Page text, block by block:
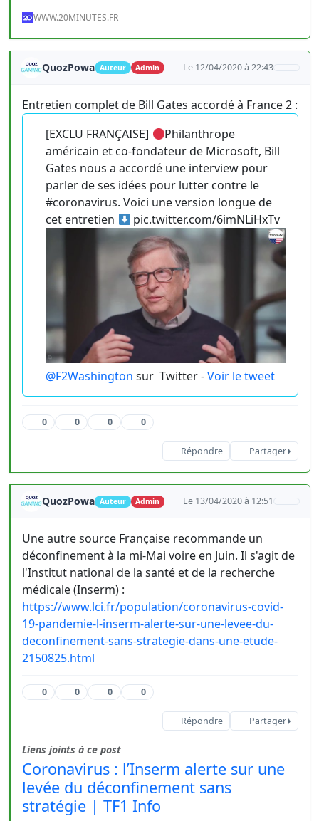
WWW.20MINUTES.FR
QuozPowa Auteur Admin Le 12/04/2020 à 22:43
Entretien complet de Bill Gates accordé à France 2 :
[EXCLU FRANÇAISE]
Philanthrope
américain et co-fondateur de Microsoft, Bill
Gates nous a accordé une interview pour
parler de ses idées pour lutter contre le
#coronavirus. Voici une version longue de
cet entretien
pic.twitter.com/6imNLiHxTv
@F2Washington sur Twitter -Voir le tweet
0 0 0 0
Répondre Partager
QuozPowa Auteur Admin Le 13/04/2020 à 12:51
Une autre source Française recommande un
déconfinement à la mi-Mai voire en Juin. Il s'agit de
l'Institut national de la santé et de la recherche
médicale (Inserm) :
https://www.lci.fr/population/coronavirus-covid-
19-pandemie-l-inserm-alerte-sur-une-levee-du-
deconfinement-sans-strategie-dans-une-etude-
2150825.html
0 0 0 0
Répondre Partager
Liens joints à ce post
Coronavirus : l’Inserm alerte sur une
levée du déconfinement sans
stratégie | TF1 Info